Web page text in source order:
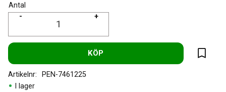
Antal
+
-
KÖP
Lägg
I lager
Artikelnr PEN-7461225